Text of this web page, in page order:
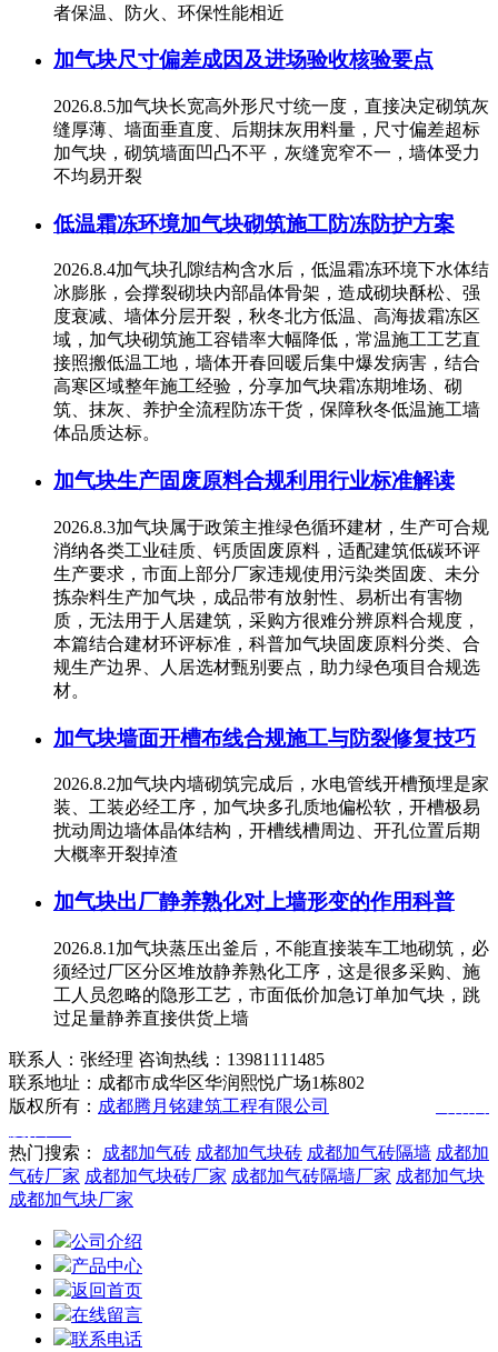
者保温、防火、环保性能相近
加气块尺寸偏差成因及进场验收核验要点
2026.8.5加气块长宽高外形尺寸统一度，直接决定砌筑灰
缝厚薄、墙面垂直度、后期抹灰用料量，尺寸偏差超标
加气块，砌筑墙面凹凸不平，灰缝宽窄不一，墙体受力
不均易开裂
低温霜冻环境加气块砌筑施工防冻防护方案
2026.8.4加气块孔隙结构含水后，低温霜冻环境下水体结
冰膨胀，会撑裂砌块内部晶体骨架，造成砌块酥松、强
度衰减、墙体分层开裂，秋冬北方低温、高海拔霜冻区
域，加气块砌筑施工容错率大幅降低，常温施工工艺直
接照搬低温工地，墙体开春回暖后集中爆发病害，结合
高寒区域整年施工经验，分享加气块霜冻期堆场、砌
筑、抹灰、养护全流程防冻干货，保障秋冬低温施工墙
体品质达标。
加气块生产固废原料合规利用行业标准解读
2026.8.3加气块属于政策主推绿色循环建材，生产可合规
消纳各类工业硅质、钙质固废原料，适配建筑低碳环评
生产要求，市面上部分厂家违规使用污染类固废、未分
拣杂料生产加气块，成品带有放射性、易析出有害物
质，无法用于人居建筑，采购方很难分辨原料合规度，
本篇结合建材环评标准，科普加气块固废原料分类、合
规生产边界、人居选材甄别要点，助力绿色项目合规选
材。
加气块墙面开槽布线合规施工与防裂修复技巧
2026.8.2加气块内墙砌筑完成后，水电管线开槽预埋是家
装、工装必经工序，加气块多孔质地偏松软，开槽极易
扰动周边墙体晶体结构，开槽线槽周边、开孔位置后期
大概率开裂掉渣
加气块出厂静养熟化对上墙形变的作用科普
2026.8.1加气块蒸压出釜后，不能直接装车工地砌筑，必
须经过厂区分区堆放静养熟化工序，这是很多采购、施
工人员忽略的隐形工艺，市面低价加急订单加气块，跳
过足量静养直接供货上墙
联系人：张经理 咨询热线：13981111485
联系地址：成都市成华区华润熙悦广场1栋802
版权所有： 成都腾月铭建筑工程有限公司
热门搜索：
成都加气砖 成都加气块砖 成都加气砖隔墙 成都加
气砖厂家 成都加气块砖厂家 成都加气砖隔墙厂家 成都加气块
成都加气块厂家
公司介绍
产品中心
返回首页
在线留言
联系电话